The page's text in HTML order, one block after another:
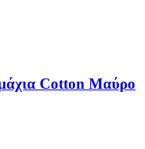
Cotton Μαύρο